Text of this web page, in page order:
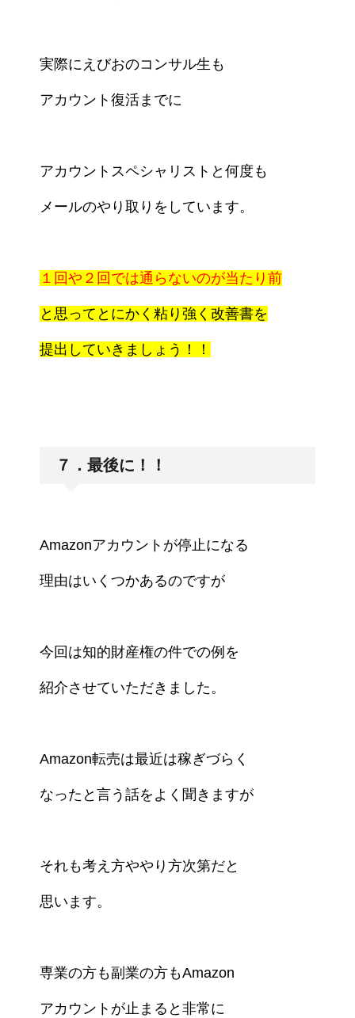
実際にえびおのコンサル生も
アカウント復活までに
アカウントスペシャリストと何度も
メールのやり取りを しています。
１回や２回では通らないのが当たり前
と思ってとにかく 粘り強く改善書を
提出していきましょう！！
７．最後に！！
Amazonアカウントが停止になる
理由はいくつかあるのですが
今回は知的財産権の件での例を
紹介させていただきました。
Amazon転売は最近は稼ぎづらく
なったと言う 話をよく聞きますが
それも考え方ややり方次第だと
思います。
専業の方も副業の方もAmazon
アカウントが止まると 非常に